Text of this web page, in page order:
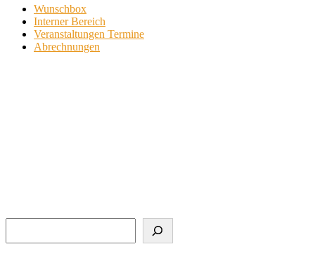
Wunschbox
Interner Bereich
Veranstaltungen Termine
Abrechnungen